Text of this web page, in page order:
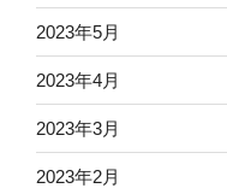
2023年5月
2023年4月
2023年3月
2023年2月